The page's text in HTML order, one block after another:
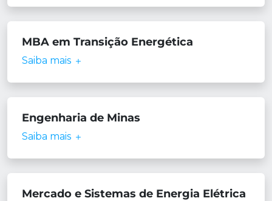
MBA em Transição Energética
Saiba mais
Engenharia de Minas
Saiba mais
Mercado e Sistemas de Energia Elétrica